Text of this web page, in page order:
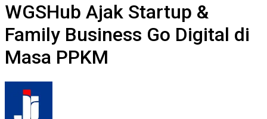
WGSHub Ajak Startup &
Family Business Go Digital di
Masa PPKM